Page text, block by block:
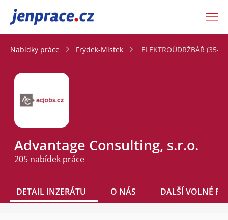
JenPráce.cz
Nabídky práce Frýdek-Místek ELEKTROÚDRŽBÁŘ (35-
Advantage Consulting, s.r.o.
205 nabídek práce
DETAIL INZERÁTU O NÁS DALŠÍ VOLNÉ